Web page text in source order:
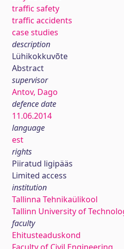
traffic safety
traffic accidents
case studies
description
Lühikokkuvõte
Abstract
supervisor
Antov, Dago
defence date
11.06.2014
language
est
rights
Piiratud ligipääs
Limited access
institution
Tallinna Tehnikaülikool
Tallinn University of
faculty
Ehitusteaduskond